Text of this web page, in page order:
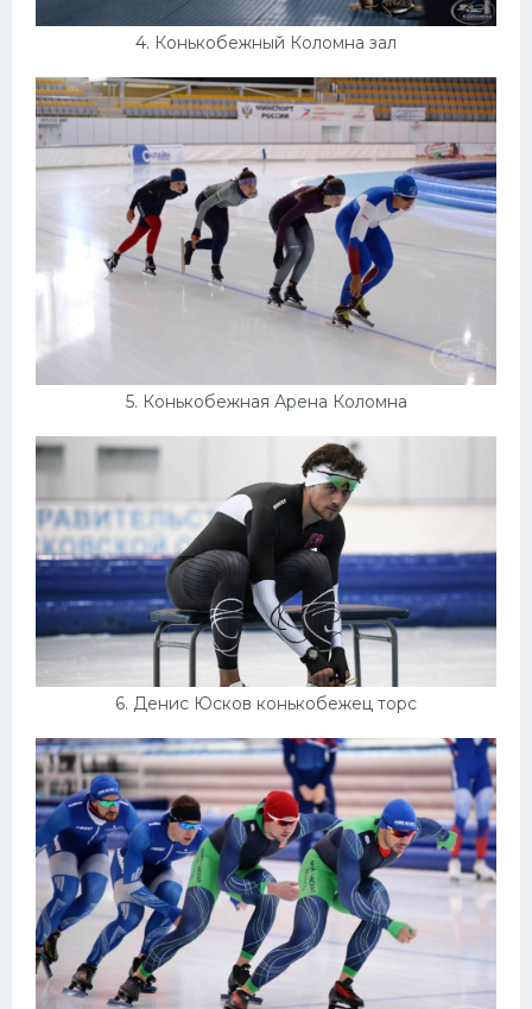
4. Конькобежный Коломна зал
5. Конькобежная Арена Коломна
6. Денис Юсков конькобежец торс